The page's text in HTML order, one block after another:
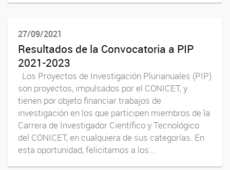
27/09/2021
Resultados de la Convocatoria a PIP
2021-2023
Los Proyectos de Investigación Plurianuales (PIP)
son proyectos, impulsados por el CONICET, y
tienen por objeto financiar trabajos de
investigación en los que participen miembros de la
Carrera de Investigador Científico y Tecnológico
del CONICET, en cualquiera de sus categorías. En
esta oportunidad, felicitamos a los...